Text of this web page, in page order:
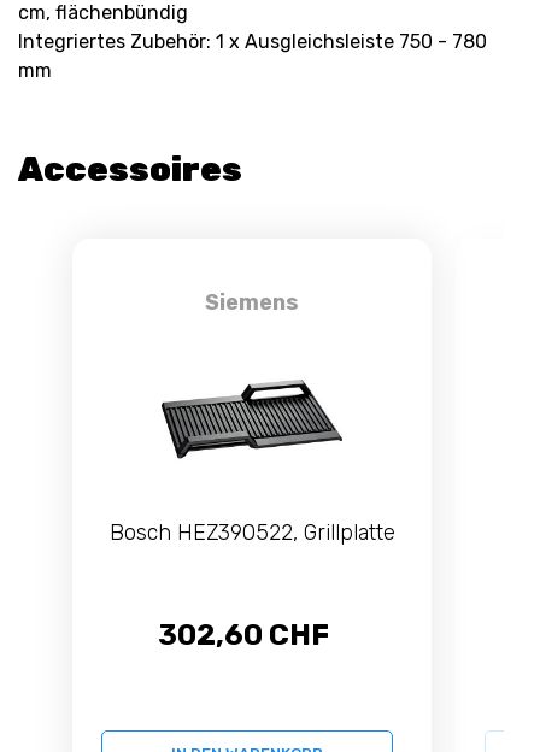
cm, flächenbündig
Integriertes Zubehör: 1 x Ausgleichsleiste 750 - 780
mm
Accessoires
Siemens
Bosch HEZ390522, Grillplatte
302,60 CHF